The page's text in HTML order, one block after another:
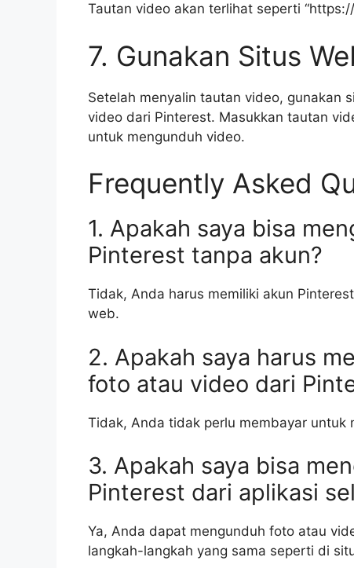
Tautan video akan terlihat seperti
7. Gunakan Situs
Setelah menyalin tautan video, gunakan
video dari Pinterest. Masukkan tautan
untuk mengunduh video.
Frequently Asked
1. Apakah saya bisa
Pinterest tanpa akun?
Tidak, Anda harus memiliki akun
web.
2. Apakah saya harus
foto atau video dari
Tidak, Anda tidak perlu membayar
3. Apakah saya bisa
Pinterest dari aplikasi
Ya, Anda dapat mengunduh foto atau
langkah-langkah yang sama seperti di